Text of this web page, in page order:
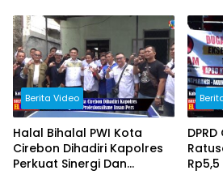
Berita Video
Halal Bihalal PWI Kota
Cirebon Dihadiri Kapolres
Perkuat Sinergi Dan